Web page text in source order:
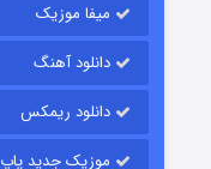
قسمت
میفا موزیک
دانلود آهنگ
دانلود ریمکس
موزیک جدید پاپ